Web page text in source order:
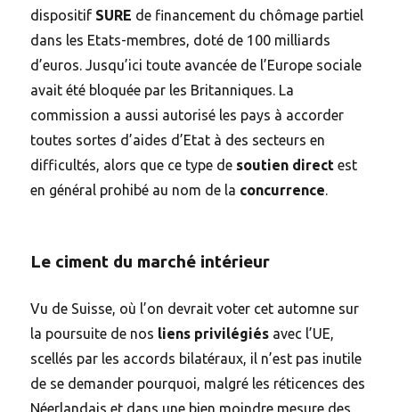
dispositif SURE de financement du chômage partiel
dans les Etats-membres, doté de 100 milliards
d’euros. Jusqu’ici toute avancée de l’Europe sociale
avait été bloquée par les Britanniques. La
commission a aussi autorisé les pays à accorder
toutes sortes d’aides d’Etat à des secteurs en
difficultés, alors que ce type de soutien direct est
en général prohibé au nom de la concurrence.
Le ciment du marché intérieur
Vu de Suisse, où l’on devrait voter cet automne sur
la poursuite de nos liens privilégiés avec l’UE,
scellés par les accords bilatéraux, il n’est pas inutile
de se demander pourquoi, malgré les réticences des